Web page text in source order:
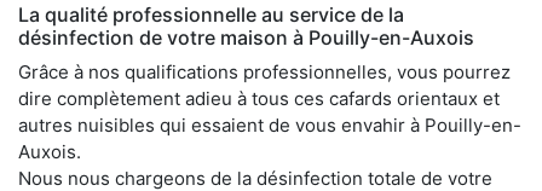
La qualité professionnelle au service de la
désinfection de votre maison à Pouilly-en-Auxois
Grâce à nos qualifications professionnelles, vous pourrez
dire complètement adieu à tous ces cafards orientaux et
autres nuisibles qui essaient de vous envahir à Pouilly-en-
Auxois.
Nous nous chargeons de la désinfection totale de votre